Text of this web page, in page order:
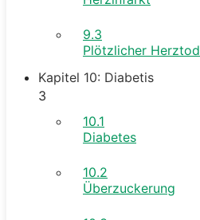
9.3
Plötzlicher Herztod
Kapitel 10: Diabetis
3
10.1
Diabetes
10.2
Überzuckerung